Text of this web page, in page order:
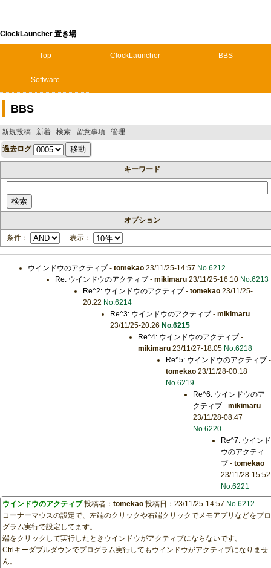
ClockLauncher 置き場
Top ClockLauncher BBS
Software
BBS
新規投稿 新着 検索 留意事項 管理
過去ログ
キーワード
オプション
条件： 表示：
ウインドウのアクティブ- tomekao23/11/25-14:57 No.6212
Re: ウインドウのアクティブ -mikimaru 23/11/25-16:10 No.6213
Re^2: ウインドウのアクティブ- tomekao23/11/25-
20:22 No.6214
Re^3: ウインドウのアクティブ -mikimaru
23/11/25-20:26 No.6215
Re^4: ウインドウのアクティブ-
mikimaru23/11/27-18:05 No.6218
Re^5: ウインドウのアクティブ-
tomekao23/11/28-00:18
No.6219
Re^6: ウインドウのア
クティブ -mikimaru
23/11/28-08:47
No.6220
Re^7: ウインド
ウのアクティ
ブ- tomekao
23/11/28-15:52
No.6221
ウインドウのアクティブ投稿者： tomekao 投稿日：23/11/25-14:57 No.6212
コーナーマウスの設定で、左端のクリックや右端クリックでメモアプリなどをプロ
グラム実行で設定してます。
端をクリックして実行したときウインドウがアクティブにならないです。
Ctrlキーダブルダウンでプログラム実行してもウインドウがアクティブになりませ
ん。